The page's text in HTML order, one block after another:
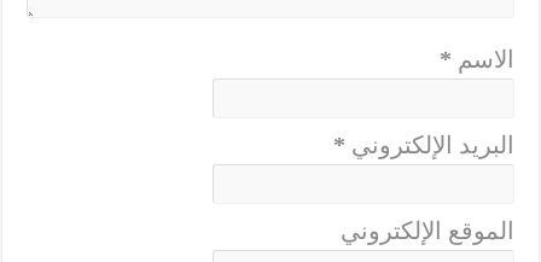
الاسم *
البريد الإلكتروني *
الموقع الإلكتروني